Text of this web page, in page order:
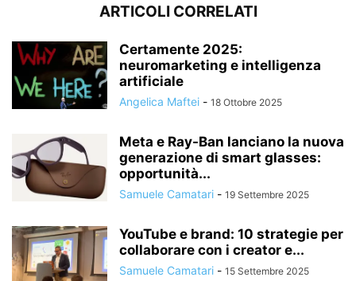
ARTICOLI CORRELATI
Certamente 2025:
neuromarketing e intelligenza
artificiale
Angelica Maftei - 18 Ottobre 2025
Meta e Ray-Ban lanciano la nuova
generazione di smart glasses:
opportunità...
Samuele Camatari - 19 Settembre 2025
YouTube e brand: 10 strategie per
collaborare con i creator e...
Samuele Camatari - 15 Settembre 2025